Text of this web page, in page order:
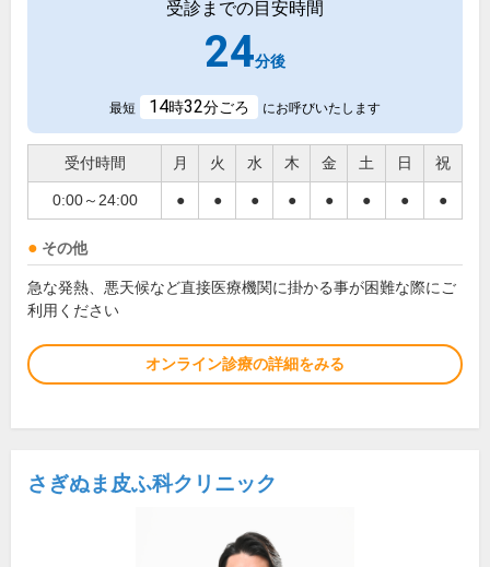
受診までの目安時間
24分後
最短 14時32分ごろ にお呼びいたします
受付時間 月 火 水 木 金 土 日 祝
0:00～24:00 ● ● ● ● ● ● ● ●
その他
急な発熱、悪天候など直接医療機関に掛かる事が困難な際にご
利用ください
オンライン診療の詳細をみる
さぎぬま皮ふ科クリニック